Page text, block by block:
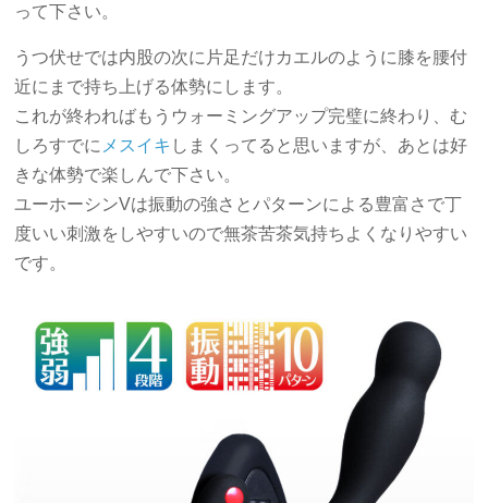
って下さい。
うつ伏せでは内股の次に片足だけカエルのように膝を腰付
近にまで持ち上げる体勢にします。
これが終わればもうウォーミングアップ完璧に終わり、む
しろすでに メスイキ しまくってると思いますが、あとは好
きな体勢で楽しんで下さい。
ユーホーシンVは振動の強さとパターンによる豊富さで丁
度いい刺激をしやすいので無茶苦茶気持ちよくなりやすい
です。